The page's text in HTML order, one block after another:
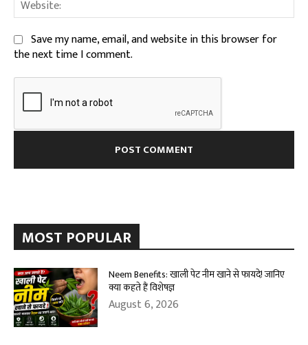
Save my name, email, and website in this browser for
the next time I comment.
MOST POPULAR
Neem Benefits: खाली पेट नीम खाने से फायदे! जानिए
क्या कहते हैं विशेषज्ञ
August 6, 2026